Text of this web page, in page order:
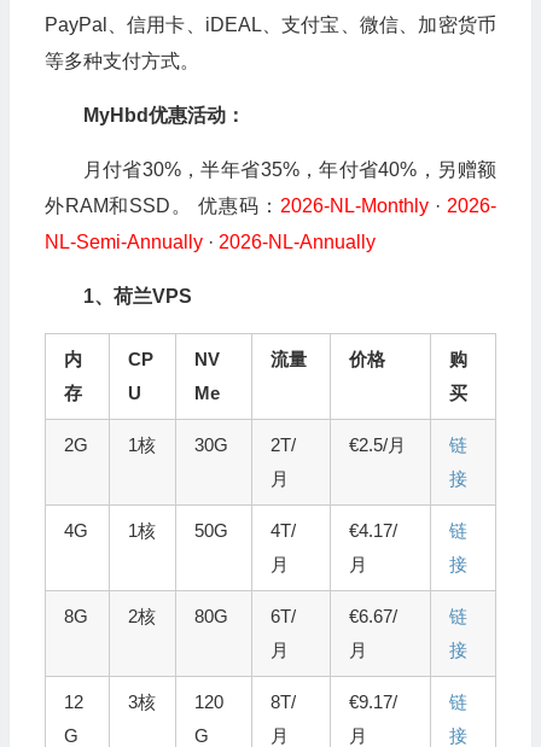
PayPal、信用卡、iDEAL、支付宝、微信、加密货币
等多种支付方式。
MyHbd优惠活动：
月付省30%，半年省35%，年付省40%，另赠额
外RAM和SSD。 优惠码： 2026-NL-Monthly · 2026-
NL-Semi-Annually· 2026-NL-Annually
1、荷兰VPS
内
存
CP
U
NV
Me
流量 价格
购
买
2G 1核 30G
2T/
月
€2.5/月
链
接
4G 1核 50G
4T/
月
€4.17/
月
链
接
8G 2核 80G
6T/
月
€6.67/
月
链
接
12
G
3核
120
G
8T/
月
€9.17/
月
链
接